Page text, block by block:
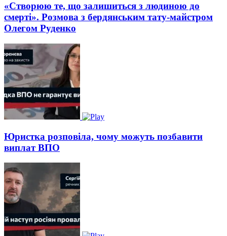
«Створюю те, що залишиться з людиною до
смерті». Розмова з бердянським тату-майстром
Олегом Руденко
Юристка розповіла, чому можуть позбавити
виплат ВПО